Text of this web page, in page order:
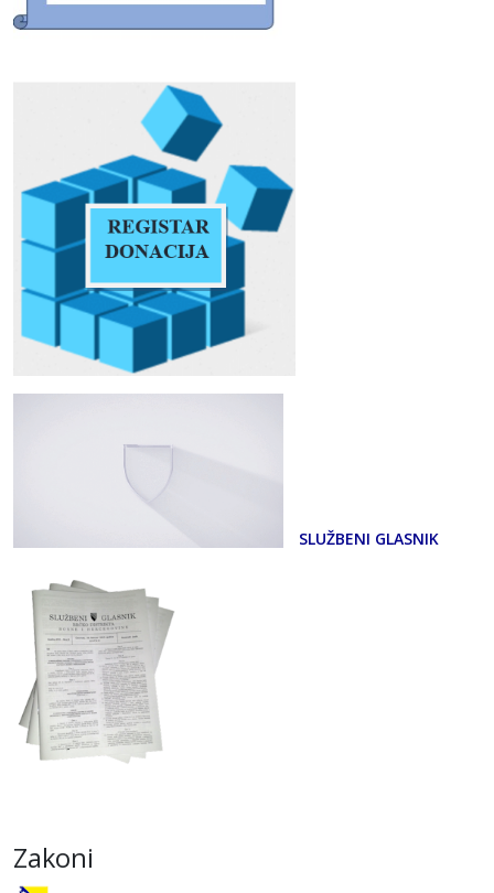
SLUŽBENI GLASNIK
Zakoni